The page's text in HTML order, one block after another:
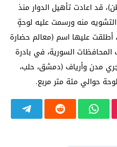
قد اعادت تأهيل الدوار منذ
منه ورسمت عليه لوحةٍ
أطلقت عليها اسم (معالم حضارة
السورية، في بادرة
مدن وأرياف (دمشق، حلب،
حوالي مئة متر مربع.